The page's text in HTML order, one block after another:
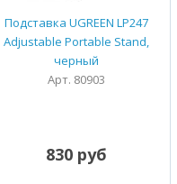
Подставка UGREEN LP247
Adjustable Portable Stand,
черный
Арт. 80903
830 руб